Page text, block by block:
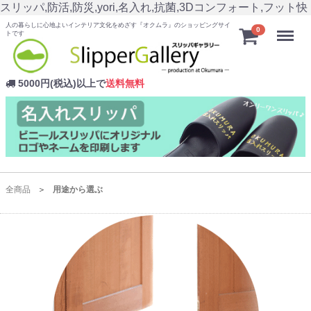
スリッパ,防活,防災,yori,名入れ,抗菌,3Dコンフォート,フット快
人の暮らしに心地よいインテリア文化をめざす『オクムラ』のショッピングサイ
トです
5000円(税込)以上で送料無料
0 Menu
全商品 用途から選ぶ